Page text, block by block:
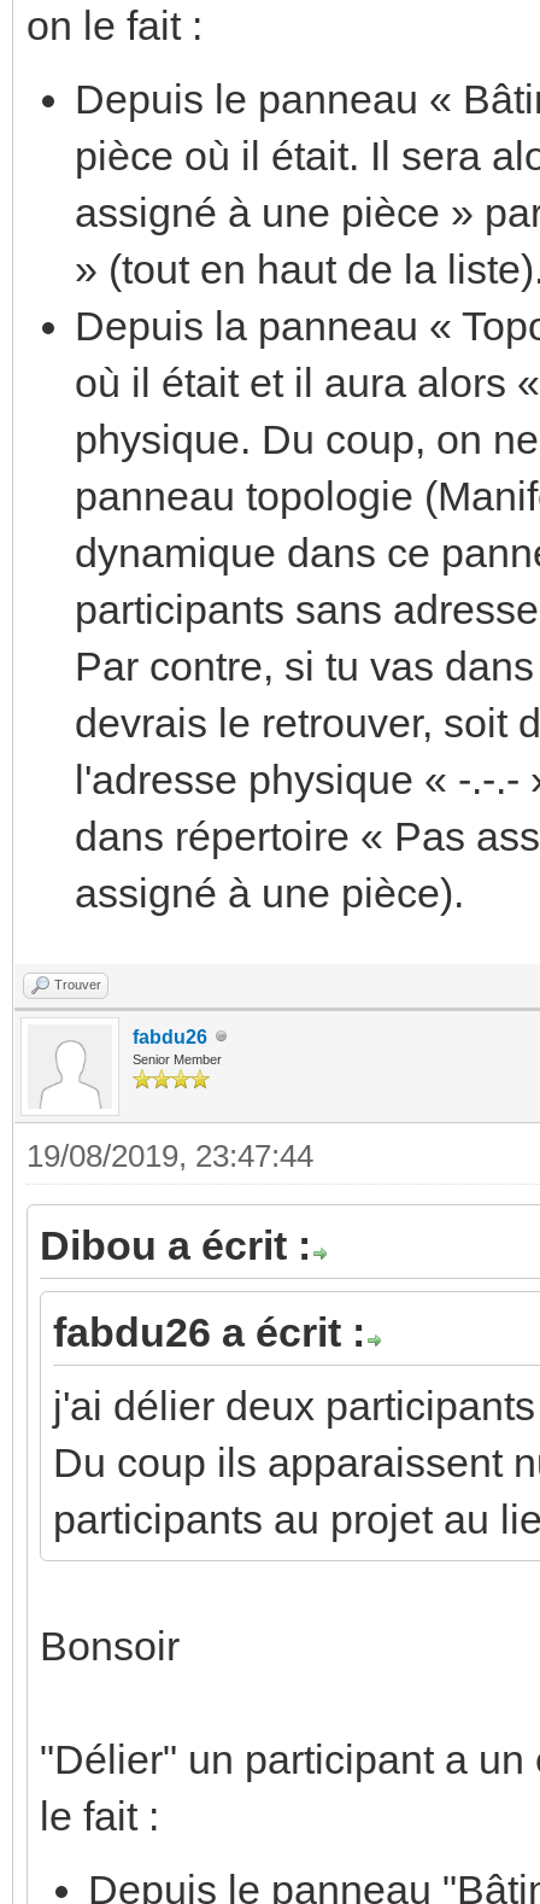
on le fait :
Depuis le panneau «
pièce où il était. Il sera
assigné à une pièce »
» (tout en haut de la
Depuis la panneau «
où il était et il aura alors
physique. Du coup, on
panneau topologie
dynamique dans ce
participants sans
Par contre, si tu vas
devrais le retrouver, soit
l'adresse physique « -.-.-
dans répertoire « Pas
assigné à une pièce).
Trouver
fabdu26
Senior Member
19/08/2019, 23:47:44
Dibou a écrit :
fabdu26 a écrit :
j'ai délier deux
Du coup ils apparaissent
participants au projet au
Bonsoir
"Délier" un participant a
le fait :
Depuis le panneau